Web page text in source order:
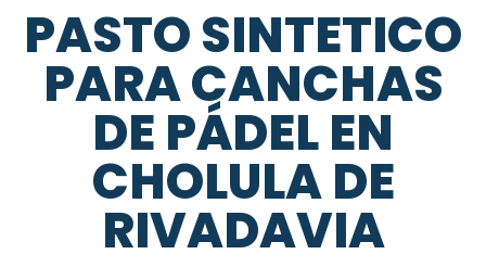
PASTO SINTETICO
PARA CANCHAS
DE PÁDEL EN
CHOLULA DE
RIVADAVIA